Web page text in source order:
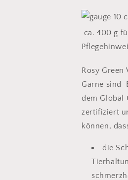
10
ca. 400 g
Rosy
Garne sind
dem Global
zertifiziert
können,
die